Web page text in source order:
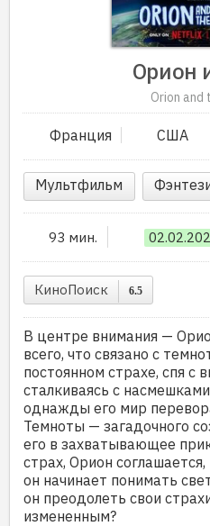
Орион
Orion and
Франция США
Мультфильм
93 мин.
КиноПоиск 6.5
В центре внимания —
всего, что связано с
постоянном страхе, спя с
сталкиваясь с
однажды его мир
Темноты — загадочного
его в захватывающее
страх, Орион
он начинает понимать
он преодолеть свои
измененным?